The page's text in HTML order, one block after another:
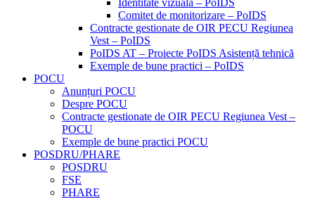
Identitate vizuala – PoIDS
Comitet de monitorizare – PoIDS
Contracte gestionate de OIR PECU Regiunea
Vest – PoIDS
PoIDS AT – Proiecte PoIDS Asistență tehnică
Exemple de bune practici – PoIDS
POCU
Anunțuri POCU
Despre POCU
Contracte gestionate de OIR PECU Regiunea Vest –
POCU
Exemple de bune practici POCU
POSDRU/PHARE
POSDRU
FSE
PHARE